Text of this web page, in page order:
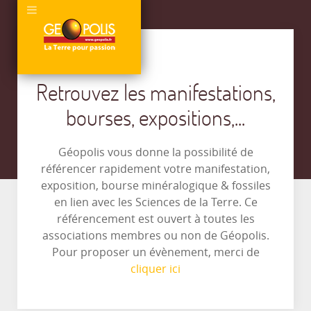
Retrouvez les manifestations,
bourses, expositions,...
Géopolis vous donne la possibilité de
référencer rapidement votre manifestation,
exposition, bourse minéralogique & fossiles
en lien avec les Sciences de la Terre. Ce
référencement est ouvert à toutes les
associations membres ou non de Géopolis.
Pour proposer un évènement, merci de
cliquer ici